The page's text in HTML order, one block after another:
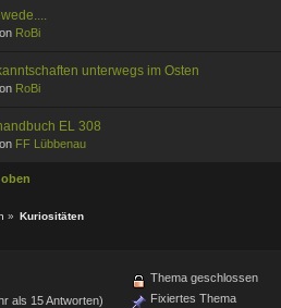
RoBi
unterwegs im Osten
RoBi
EL 308
FF Lübbenau
» Kuriositäten
als 15 Antworten)
Thema geschlossen
Fixiertes Thema